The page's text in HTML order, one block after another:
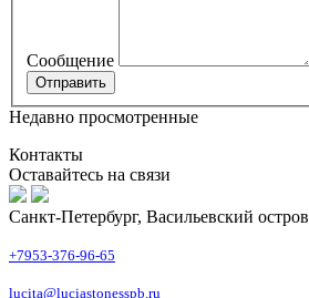
Сообщение
Недавно просмотренные
Контакты
Оставайтесь на связи
Санкт-Петербург, Васильевский остров
+7953-376-96-65
lucita@luciastonesspb.ru